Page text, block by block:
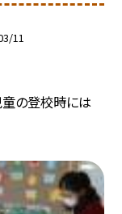
11
童の登校時には